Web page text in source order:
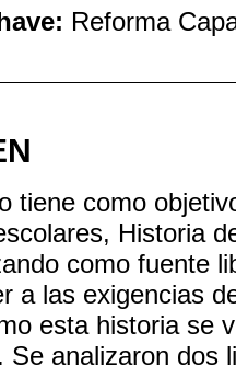
Reforma
tiene como
Historia
como fuente
a las exigencias
esta historia se
Se analizaron dos